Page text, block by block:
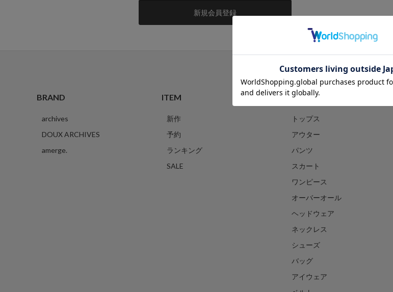
BRAND
archives
DOUX ARCHIVES
amerge.
ITEM
新作
予約
ランキング
SALE
CATEGORY
トップス
アウター
パンツ
スカート
ワンピース
オーバーオール
ヘッドウェア
ネックレス
シューズ
バッグ
アイウェア